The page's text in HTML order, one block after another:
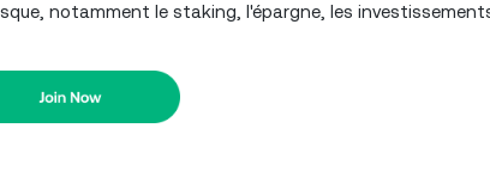
notamment le staking, l'épargne, les